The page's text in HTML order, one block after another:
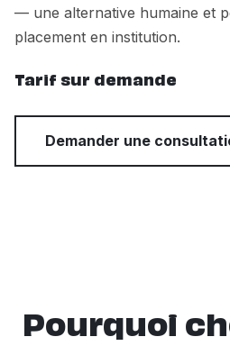
— une alternative humaine et
placement en institution.
Tarif sur demande
Demander une
Pourquoi